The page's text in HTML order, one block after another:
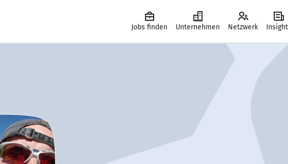
Jobs finden Unternehmen Netzwerk